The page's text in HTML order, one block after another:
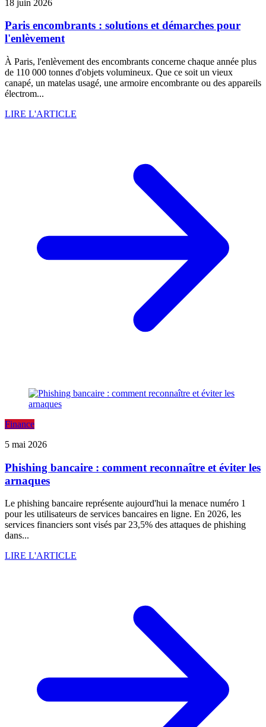
18 juin 2026
Paris encombrants : solutions et démarches pour
l'enlèvement
À Paris, l'enlèvement des encombrants concerne chaque année plus
de 110 000 tonnes d'objets volumineux. Que ce soit un vieux
canapé, un matelas usagé, une armoire encombrante ou des appareils
électrom...
LIRE L'ARTICLE
Finance
5 mai 2026
Phishing bancaire : comment reconnaître et éviter les
arnaques
Le phishing bancaire représente aujourd'hui la menace numéro 1
pour les utilisateurs de services bancaires en ligne. En 2026, les
services financiers sont visés par 23,5% des attaques de phishing
dans...
LIRE L'ARTICLE